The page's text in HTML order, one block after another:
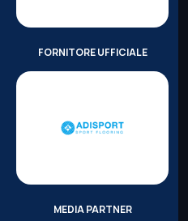
FORNITORE UFFICIALE
MEDIA PARTNER